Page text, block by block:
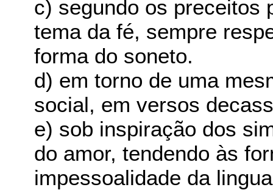
c) segundo os preceitos
tema da fé, sempre
forma do soneto.
d) em torno de uma
social, em versos
e) sob inspiração dos
do amor, tendendo às
impessoalidade da